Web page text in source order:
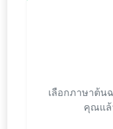
เลือกภาษาต้น
คุณแล้